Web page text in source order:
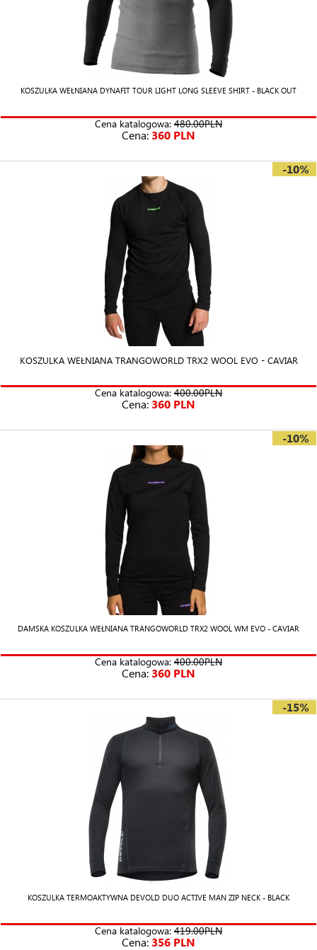
KOSZULKA WEŁNIANA DYNAFIT TOUR LIGHT LONG SLEEVE SHIRT - BLACK OUT
Cena katalogowa: 480.00PLN
Cena: 360 PLN
-10%
KOSZULKA WEŁNIANA TRANGOWORLD TRX2 WOOL EVO - CAVIAR
Cena katalogowa: 400.00PLN
Cena: 360 PLN
-10%
DAMSKA KOSZULKA WEŁNIANA TRANGOWORLD TRX2 WOOL WM EVO - CAVIAR
Cena katalogowa: 400.00PLN
Cena: 360 PLN
-15%
KOSZULKA TERMOAKTYWNA DEVOLD DUO ACTIVE MAN ZIP NECK - BLACK
Cena katalogowa: 419.00PLN
Cena: 356 PLN